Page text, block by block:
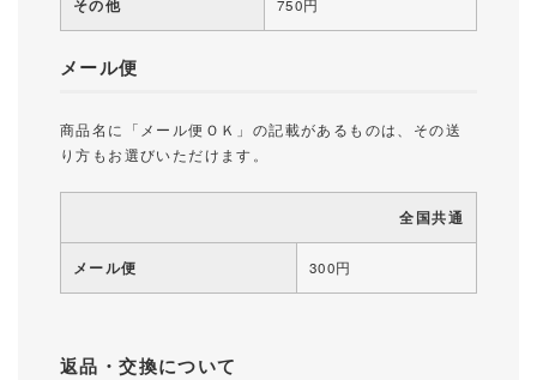
その他 750円
メール便
商品名に「メール便ＯＫ」の記載があるものは、その送
り方もお選びいただけます。
全国共通
メール便 300円
返品・交換について